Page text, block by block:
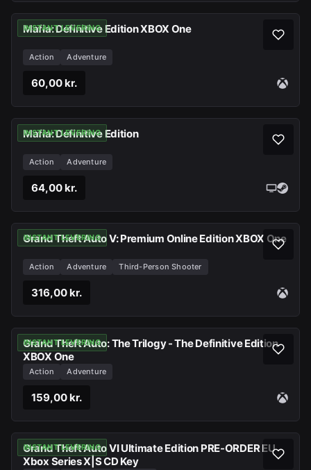
INSTANT LEVERING
Mafia: Definitive Edition XBOX One
Action Adventure
60,00 kr.
INSTANT LEVERING
Mafia: Definitive Edition
Action Adventure
64,00 kr.
INSTANT LEVERING
Grand Theft Auto V: Premium Online Edition XBOX One
Action Adventure Third-Person Shooter
316,00 kr.
INSTANT LEVERING
Grand Theft Auto: The Trilogy - The Definitive Edition
XBOX One
Action Adventure
159,00 kr.
INSTANT LEVERING
Grand Theft Auto VI Ultimate Edition PRE-ORDER EU
Xbox Series X|S CD Key